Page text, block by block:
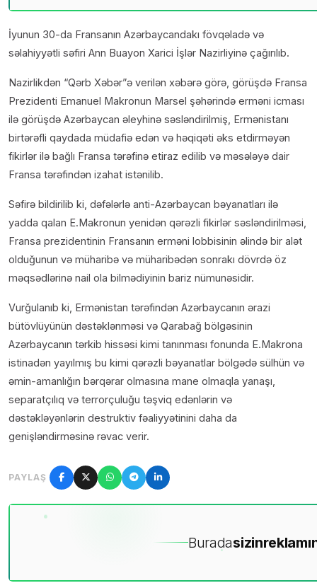
İyunun 30-da Fransanın Azərbaycandakı fövqəladə və
səlahiyyətli səfiri Ann Buayon Xarici İşlər Nazirliyinə çağırılıb.
Nazirlikdən “Qərb Xəbər”ə verilən xəbərə görə, görüşdə Fransa
Prezidenti Emanuel Makronun Marsel şəhərində erməni icması
ilə görüşdə Azərbaycan əleyhinə səsləndirilmiş, Ermənistanı
birtərəfli qaydada müdafiə edən və həqiqəti əks etdirməyən
fikirlər ilə bağlı Fransa tərəfinə etiraz edilib və məsələyə dair
Fransa tərəfindən izahat istənilib.
Səfirə bildirilib ki, dəfələrlə anti-Azərbaycan bəyanatları ilə
yadda qalan E.Makronun yenidən qərəzli fikirlər səsləndirilməsi,
Fransa prezidentinin Fransanın erməni lobbisinin əlində bir alət
olduğunun və müharibə və müharibədən sonrakı dövrdə öz
məqsədlərinə nail ola bilmədiyinin bariz nümunəsidir.
Vurğulanıb ki, Ermənistan tərəfindən Azərbaycanın ərazi
bütövlüyünün dəstəklənməsi və Qarabağ bölgəsinin
Azərbaycanın tərkib hissəsi kimi tanınması fonunda E.Makrona
istinadən yayılmış bu kimi qərəzli bəyanatlar bölgədə sülhün və
əmin-amanlığın bərqərar olmasına mane olmaqla yanaşı,
separatçılıq və terrorçuluğu təşviq edənlərin və
dəstəkləyənlərin destruktiv fəaliyyətinini daha da
genişləndirməsinə rəvac verir.
PAYLAŞ
Buradasizin